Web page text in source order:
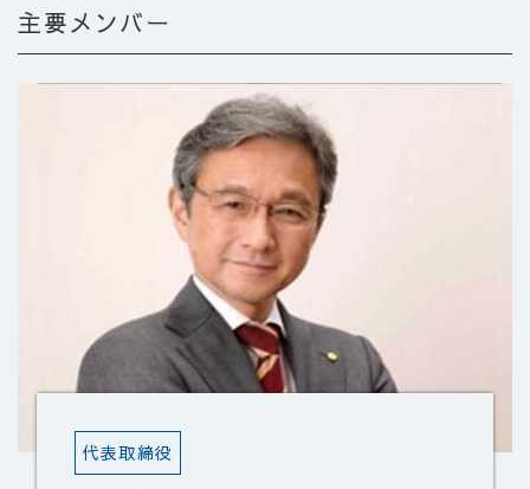
主要メンバー
代表取締役